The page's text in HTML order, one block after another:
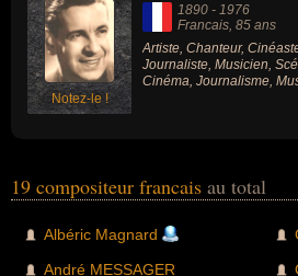
Notez-le !
1890 - 1976
Francais, 85 ans
Artiste, Chanteur,
Journaliste, Musicien,
Cinéma, Journalisme,
19 compositeur francais au total
Albéric Magnard
André MESSAGER